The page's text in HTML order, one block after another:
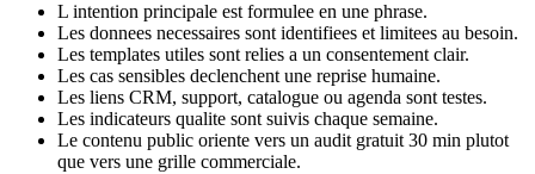
L intention principale est formulee en une phrase.
Les donnees necessaires sont identifiees et limitees au besoin.
Les templates utiles sont relies a un consentement clair.
Les cas sensibles declenchent une reprise humaine.
Les liens CRM, support, catalogue ou agenda sont testes.
Les indicateurs qualite sont suivis chaque semaine.
Le contenu public oriente vers un audit gratuit 30 min plutot
que vers une grille commerciale.